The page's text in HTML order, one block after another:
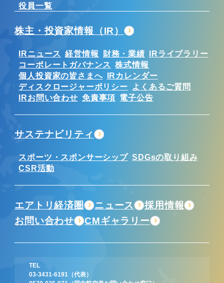
TEL
03-3431-6191
（代表）
役員一覧
株主・投資家情報（IR）
IRニュース 経営情報 財務・業績 IRライブラリー
コーポレートガバナンス
株式情報
個人投資家の皆さまへ IRカレンダー
ディスクロージャーポリシー
よくあるご質問
IRお問い合わせ 免責事項 電子公告
サステナビリティ
スポーツ・スポンサーシップ SDGsの取り組み
CSR活動
エアトリ経済圏 ニュース
採用情報
お問い合わせ
CMギャラリー